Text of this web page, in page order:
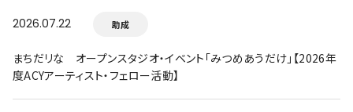
2026.07.22 助成
まちだリな オープンスタジオ・イベント「みつめあうだけ」【2026年
度ACYアーティスト・フェロー活動】